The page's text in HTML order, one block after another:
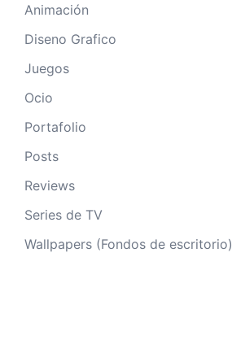
Animación
Diseno Grafico
Juegos
Ocio
Portafolio
Posts
Reviews
Series de TV
Wallpapers (Fondos de escritorio)